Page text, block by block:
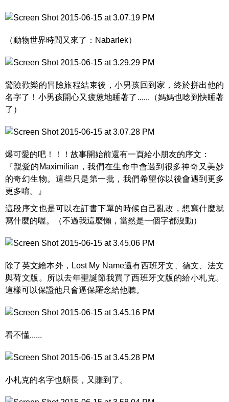
（動物世界時間又來了：Nabarlek）
驚險歡樂的冒險旅程結束後，小男孩回到家，終於拼出他的
名字了！小男孩開心又疲憊地睡著了......（媽媽也唸到快睡著
了）
爆可愛的吧！！！故事開始前還有一頁給小朋友的序文：
『親愛的Maximilian，我們在生命中會遇到很多神奇又美妙
的奇幻生物。這些只是第一批，我們希望你以後會遇到更多
更多唷。』
這段序文也是可以在訂書下單的時候自己亂改，想寫什麼就
寫什麼的喔。（不過我這麼懶，當然是一個字都沒動）
除了英文繪本外，Lost My Name還有西班牙文、德文、法文
與荷文版。所以去年聖誕節我買了西班牙文版的給小札克。
這樣可以保證他只會逼保羅念給他聽。
看不懂......
小札克的名字也頗長，又賺到了。